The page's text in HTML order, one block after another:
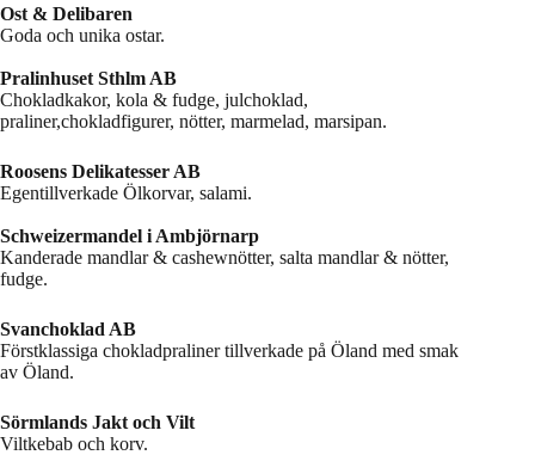
Ost & Delibaren
Goda och unika ostar.
Pralinhuset Sthlm AB
Chokladkakor, kola & fudge, julchoklad,
praliner,chokladfigurer, nötter, marmelad, marsipan.
Roosens Delikatesser AB
Egentillverkade Ölkorvar, salami.
Schweizermandel i Ambjörnarp
Kanderade mandlar & cashewnötter, salta mandlar & nötter,
fudge.
Svanchoklad AB
Förstklassiga chokladpraliner tillverkade på Öland med smak
av Öland.
Sörmlands Jakt och Vilt
Viltkebab och korv.